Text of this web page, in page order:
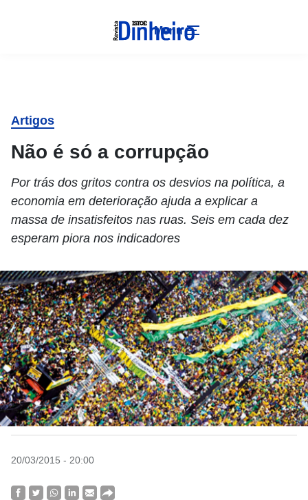
Menu
Artigos
Não é só a corrupção
Por trás dos gritos contra os desvios na política, a
economia em deterioração ajuda a explicar a
massa de insatisfeitos nas ruas. Seis em cada dez
esperam piora nos indicadores
20/03/2015 - 20:00